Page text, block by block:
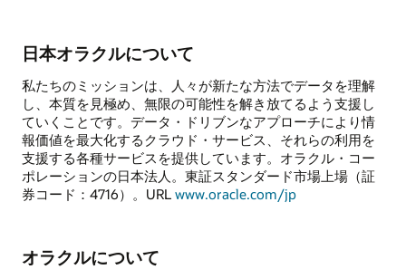
日本オラクルについて
私たちのミッションは、人々が新たな方法でデータを理解
し、本質を見極め、無限の可能性を解き放てるよう支援し
ていくことです。データ・ドリブンなアプローチにより情
報価値を最大化するクラウド・サービス、それらの利用を
支援する各種サービスを提供しています。オラクル・コー
ポレーションの日本法人。東証スタンダード市場上場（証
券コード：4716）。URL www.oracle.com/jp
オラクルについて